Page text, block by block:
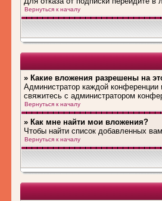
Вернуться к началу
» Какие вложения разрешены на
Администратор каждой
свяжитесь с администратором
Вернуться к началу
» Как мне найти мои вложения?
Чтобы найти список добавленных
Вернуться к началу